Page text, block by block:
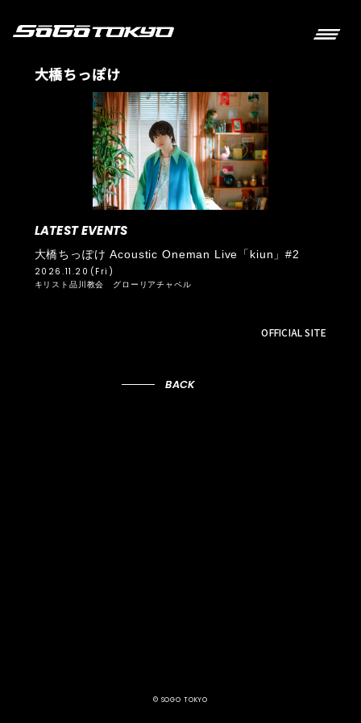
大橋ちっぽけ
LATEST EVENTS
大橋ちっぽけ Acoustic Oneman Live「kiun」#2
2026.11.20 (Fri)
キリスト品川教会 グローリアチャペル
OFFICIAL SITE
BACK
© SOGO TOKYO